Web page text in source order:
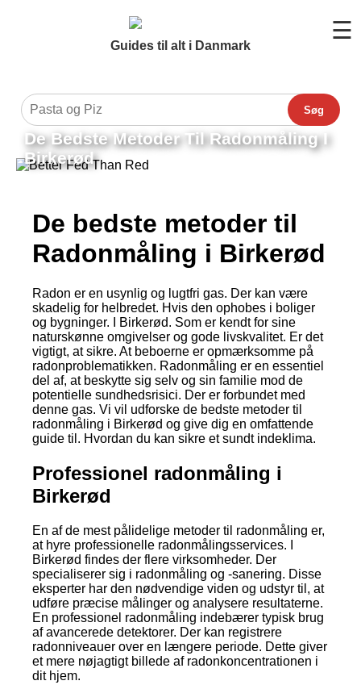
Guides til alt i Danmark
☰
Søg
De Bedste Metoder Til Radonmåling I
Birkerød
De bedste metoder til
Radonmåling i Birkerød
Radon er en usynlig og lugtfri gas. Der kan være
skadelig for helbredet. Hvis den ophobes i boliger
og bygninger. I Birkerød. Som er kendt for sine
naturskønne omgivelser og gode livskvalitet. Er det
vigtigt, at sikre. At beboerne er opmærksomme på
radonproblematikken. Radonmåling er en essentiel
del af, at beskytte sig selv og sin familie mod de
potentielle sundhedsrisici. Der er forbundet med
denne gas. Vi vil udforske de bedste metoder til
radonmåling i Birkerød og give dig en omfattende
guide til. Hvordan du kan sikre et sundt indeklima.
Professionel radonmåling i
Birkerød
En af de mest pålidelige metoder til radonmåling er,
at hyre professionelle radonmålingsservices. I
Birkerød findes der flere virksomheder. Der
specialiserer sig i radonmåling og -sanering. Disse
eksperter har den nødvendige viden og udstyr til, at
udføre præcise målinger og analysere resultaterne.
En professionel radonmåling indebærer typisk brug
af avancerede detektorer. Der kan registrere
radonniveauer over en længere periode. Dette giver
et mere nøjagtigt billede af radonkoncentrationen i
dit hjem.